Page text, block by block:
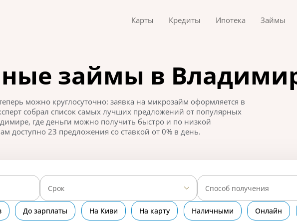
Карты Кредиты Ипотека Займы
займы в
можно круглосуточно: заявка на микрозайм оформляется в
собрал список самых лучших предложений от популярных
где деньги можно получить быстро и по низкой
доступно 23 предложения со ставкой от 0% в день.
Срок Способ получения
До зарплаты На Киви На карту Наличными Онлайн